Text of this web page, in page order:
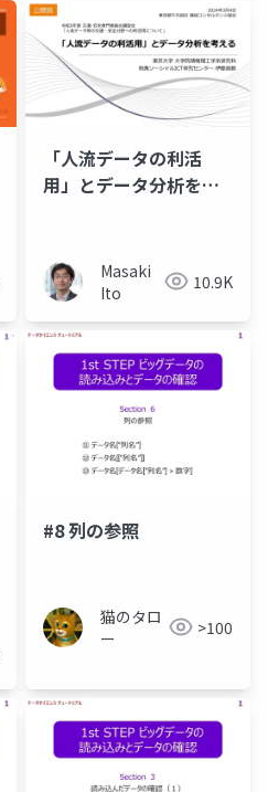
「人流データの利活
用」とデータ分析を考
Masaki
Ito
10.9K
#8 列の参照
猫のタロ
ー
>100